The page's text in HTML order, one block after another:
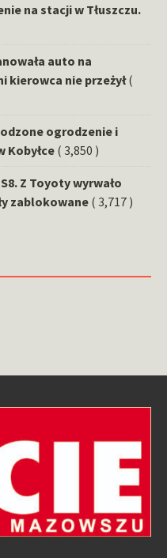
na stacji w Tłuszczu.
auto na
kierowca nie przeżył (
ogrodzenie i
Kobyłce ( 3,850 )
Z Toyoty wyrwało
zablokowane ( 3,717 )